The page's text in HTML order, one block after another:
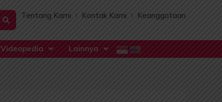
Tentang Kami Kontak Kami Keanggotaan
Videopedia Lainnya